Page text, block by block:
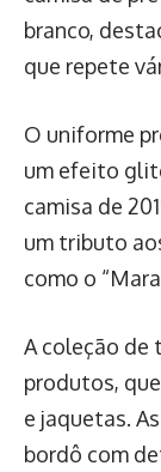
branco,
que repete
O uniforme
um efeito
camisa de
um tributo
como o
A coleção de
produtos,
e jaquetas.
bordô com